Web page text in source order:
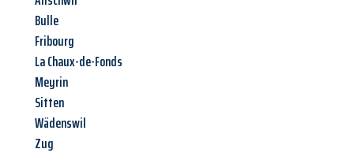
Bulle
Fribourg
La Chaux-de-Fonds
Meyrin
Sitten
Wädenswil
Zug